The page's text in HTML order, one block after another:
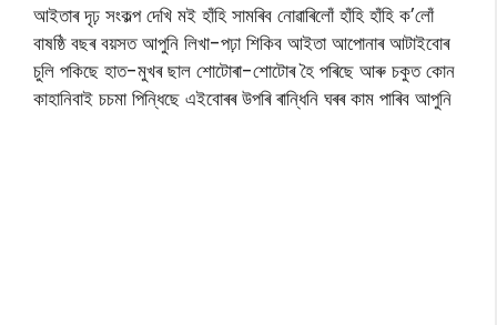
আইতাৰ দৃঢ় সংকল্প দেখি মই হাঁহি সামৰিব নোৱাৰিলোঁ হাঁহি হাঁহি ক’লোঁ
বাষষ্ঠি বছৰ বয়সত আপুনি লিখা-পঢ়া শিকিব আইতা আপোনাৰ আটাইবোৰ
চুলি পকিছে হাত-মুখৰ ছাল শোটোৰা-শোটোৰ হৈ পৰিছে আৰু চকুত কোন
কাহানিবাই চচমা পিন্ধিছে এইবোৰৰ উপৰি ৰান্ধিনি ঘৰৰ কাম পাৰিব আপুনি